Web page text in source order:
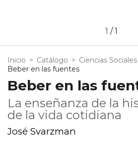
1 /1
Inicio > Catálogo > Ciencias Sociales
Beber en las fuentes
Beber en las
La enseñanza de la
de la vida cotidiana
José Svarzman